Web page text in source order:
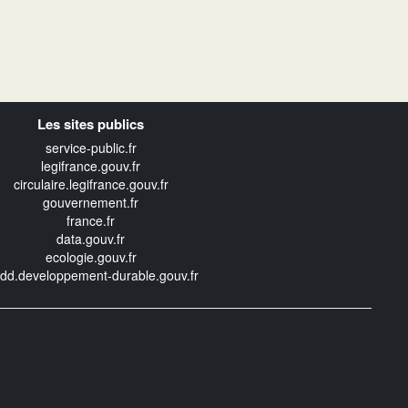
Les sites publics
service-public.fr
legifrance.gouv.fr
circulaire.legifrance.gouv.fr
gouvernement.fr
france.fr
data.gouv.fr
ecologie.gouv.fr
durable.gouv.fr